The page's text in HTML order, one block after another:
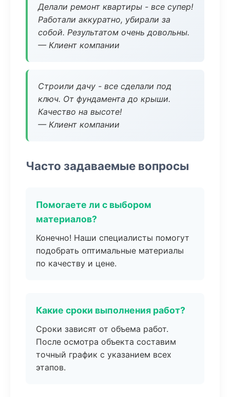
Делали ремонт квартиры - все супер!
Работали аккуратно, убирали за
собой. Результатом очень довольны.
— Клиент компании
Строили дачу - все сделали под
ключ. От фундамента до крыши.
Качество на высоте!
— Клиент компании
Часто задаваемые вопросы
Помогаете ли с выбором
материалов?
Конечно! Наши специалисты помогут
подобрать оптимальные материалы
по качеству и цене.
Какие сроки выполнения работ?
Сроки зависят от объема работ.
После осмотра объекта составим
точный график с указанием всех
этапов.